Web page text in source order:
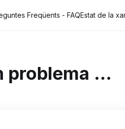
Freqüents - FAQEstat de la
problema ...